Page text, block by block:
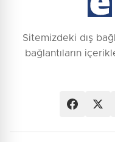
Sitemizdeki dış
bağlantıların